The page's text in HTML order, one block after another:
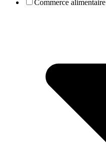
Commerce alimentaire